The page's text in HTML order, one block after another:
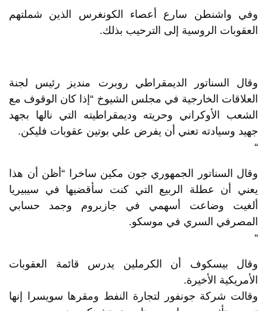
وفي واشنطن سارع أعصاء الكونغرس الذين شملتهم
العقوبات الروسية إلى الترحيب بذلك.
وقال السناتور الديمقراطي روبرت منديز رئيس لجنة
العلاقات الخارجية في مجلس الشيوخ “إذا كان الوقوف مع
الشعب الأوكراني وحريته وديمقراطيته التي نالها بجهد
جهيد وسيادته تعني أن يفرض علي بوتين عقوبات فليكن.
“
وقال السناتور الجمهوري جون مكين ساخرا “أظن أن هذا
يعني أن عطلة الربيع التي كنت سأقضيها في سيبيريا
ألغيت وضاعت أسهمي في جازبروم وجمد حسابي
المصرفي السري في موسكو.
“
وقال بيسكوف أن الكرملين يدرس قائمة العقوبات
الأمريكية الأخيرة.
وقالت شركة جونفور لتجارة النفط ومقرها سويسرا إنها